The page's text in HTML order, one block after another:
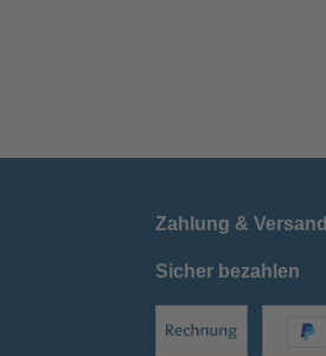
Zahlung & Versand
Sicher bezahlen